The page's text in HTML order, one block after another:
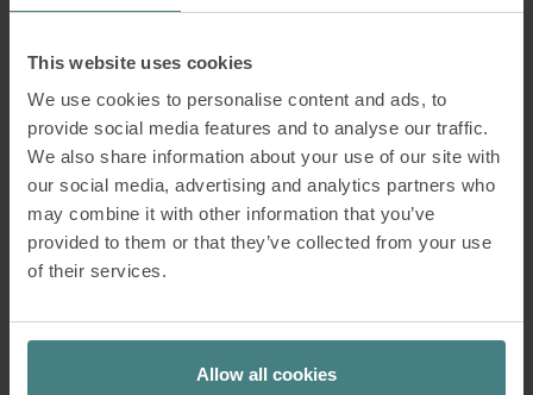
This website uses cookies
We use cookies to personalise content and ads, to
provide social media features and to analyse our traffic.
We also share information about your use of our site with
our social media, advertising and analytics partners who
may combine it with other information that you’ve
provided to them or that they’ve collected from your use
of their services.
Allow all cookies
Un design intelligente, frutto dell'equilibrio tra
raffinatezza tecnica e sensibilità umana, trasmette
innovazione e una visione aperta sul mondo. Le
tonalità chiare e fresche come l'azzurro acqua o il
delicato matcha sottolineano l'atmosfera funzionale,
mentre i materiali naturali come il frassino chiaro o
il rovere e le note terrose come il sabbia e l'argilla